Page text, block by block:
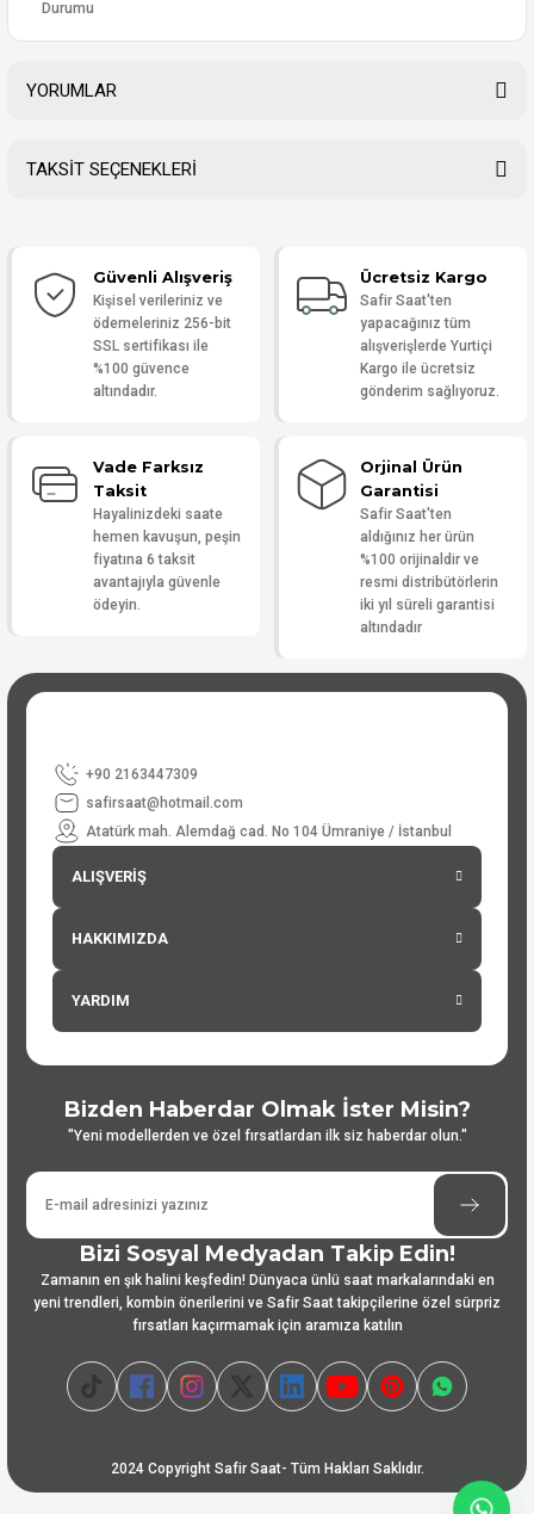
Durumu
YORUMLAR
Yorum Yaz
TAKSİT SEÇENEKLERİ
Güvenli Alışveriş
Kişisel verileriniz ve
ödemeleriniz 256-bit
SSL sertifikası ile
%100 güvence
altındadır.
Ücretsiz Kargo
Safir Saat'ten
yapacağınız tüm
alışverişlerde Yurtiçi
Kargo ile ücretsiz
gönderim sağlıyoruz.
Vade Farksız
Taksit
Hayalinizdeki saate
hemen kavuşun, peşin
fiyatına 6 taksit
avantajıyla güvenle
ödeyin.
Orjinal Ürün
Garantisi
Safir Saat'ten
aldığınız her ürün
%100 orijinaldir ve
resmi distribütörlerin
iki yıl süreli garantisi
altındadır
+90 2163447309
safirsaat@hotmail.com
Atatürk mah. Alemdağ cad. No 104 Ümraniye / İstanbul
ALIŞVERİŞ
HAKKIMIZDA
YARDIM
Bizden Haberdar Olmak İster Misin?
"Yeni modellerden ve özel fırsatlardan ilk siz haberdar olun."
Bizi Sosyal Medyadan Takip Edin!
Zamanın en şık halini keşfedin! Dünyaca ünlü saat markalarındaki en
yeni trendleri, kombin önerilerini ve Safir Saat takipçilerine özel sürpriz
fırsatları kaçırmamak için aramıza katılın
2024 Copyright Safir Saat- Tüm Hakları Saklıdır.